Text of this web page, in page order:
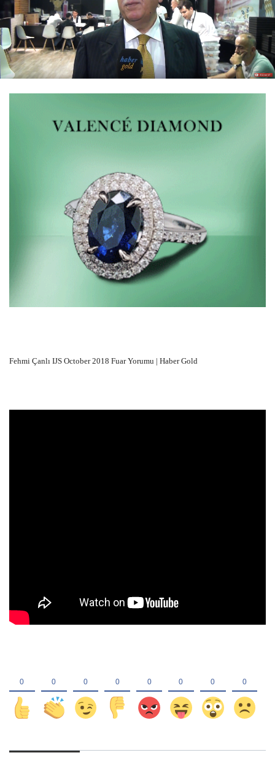
Fehmi Çanlı IJS October 2018 Fuar Yorumu | Haber Gold